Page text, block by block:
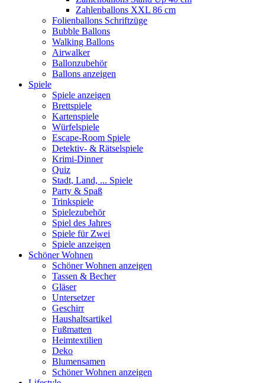
Zahlenballons XXL 86 cm
Folienballons Schriftzüge
Bubble Ballons
Walking Ballons
Airwalker
Ballonzubehör
Ballons anzeigen
Spiele
Spiele anzeigen
Brettspiele
Kartenspiele
Würfelspiele
Escape-Room Spiele
Detektiv- & Rätselspiele
Krimi-Dinner
Quiz
Stadt, Land, ... Spiele
Party & Spaß
Trinkspiele
Spielezubehör
Spiel des Jahres
Spiele für Zwei
Spiele anzeigen
Schöner Wohnen
Schöner Wohnen anzeigen
Tassen & Becher
Gläser
Untersetzer
Geschirr
Haushaltsartikel
Fußmatten
Heimtextilien
Deko
Blumensamen
Schöner Wohnen anzeigen